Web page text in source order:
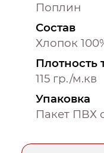
Поплин
Состав
Хлопок
Плотность
115 гр./м.кв
Упаковка
Пакет ПВХ